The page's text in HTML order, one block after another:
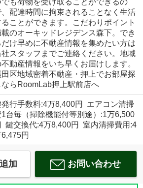
、配達時間に拘束されることなく生活
ことができます。こだわりポイント
載のオーキッドレジデンス森下。でき
だけ早めに不動産情報を集めたい方は
社スタッフまでご連絡ください。地域
動産情報をいち早くお届けします。
田区地域密着不動産・押上でお部屋探
ならRoomLab押上駅前店へ
発行手数料:4万8,400円 エアコン清掃
1台毎（掃除機能付等別途）:1万6,500
鍵交換代:4万8,400円 室内清掃費用:4
円
加 お問い合わせ